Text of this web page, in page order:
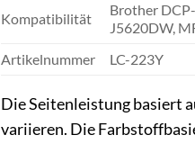
Kompatibilität
Brother
J5620DW,
Artikelnummer
LC-223Y
Die Seitenleistung basiert
variieren. Die